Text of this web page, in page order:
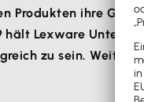
Produkten ihre
hält Lexware
zu sein.